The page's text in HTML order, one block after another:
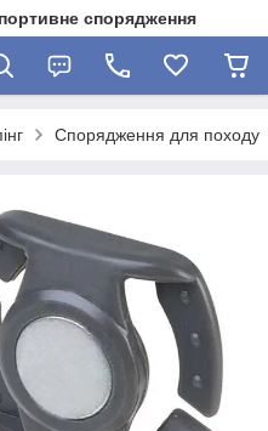
спорядження
Спорядження для походу